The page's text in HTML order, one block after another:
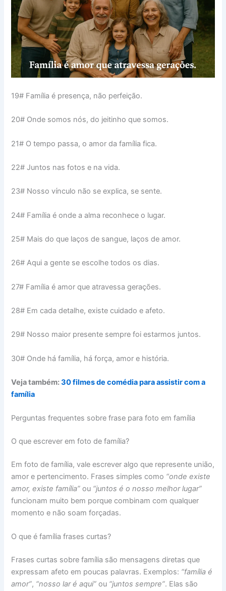
19# Família é presença, não perfeição.
20# Onde somos nós, do jeitinho que somos.
21# O tempo passa, o amor da família fica.
22# Juntos nas fotos e na vida.
23# Nosso vínculo não se explica, se sente.
24# Família é onde a alma reconhece o lugar.
25# Mais do que laços de sangue, laços de amor.
26# Aqui a gente se escolhe todos os dias.
27# Família é amor que atravessa gerações.
28# Em cada detalhe, existe cuidado e afeto.
29# Nosso maior presente sempre foi estarmos juntos.
30# Onde há família, há força, amor e história.
Veja também:30 filmes de comédia para assistir com a
família
Perguntas frequentes sobre frase para foto em família
O que escrever em foto de família?
Em foto de família, vale escrever algo que represente união,
amor e pertencimento. Frases simples como “onde existe
amor, existe família” ou “juntos é o nosso melhor lugar”
funcionam muito bem porque combinam com qualquer
momento e não soam forçadas.
O que é família frases curtas?
Frases curtas sobre família são mensagens diretas que
expressam afeto em poucas palavras. Exemplos: “família é
amor”, “nosso lar é aqui” ou “juntos sempre”. Elas são